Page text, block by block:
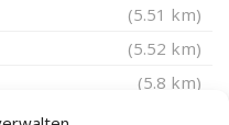
(5.51 km)
(5.52 km)
(5.8 km)